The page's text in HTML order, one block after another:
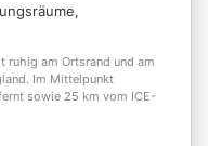
ruhig am Ortsrand und am
Im Mittelpunkt
sowie 25 km vom ICE-